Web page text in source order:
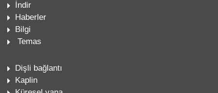
İndir
Haberler
Bilgi
Temas
Dişli bağlantı
Kaplin